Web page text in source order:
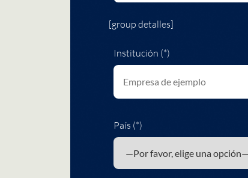
[group detalles]
Institución (*)
País (*)